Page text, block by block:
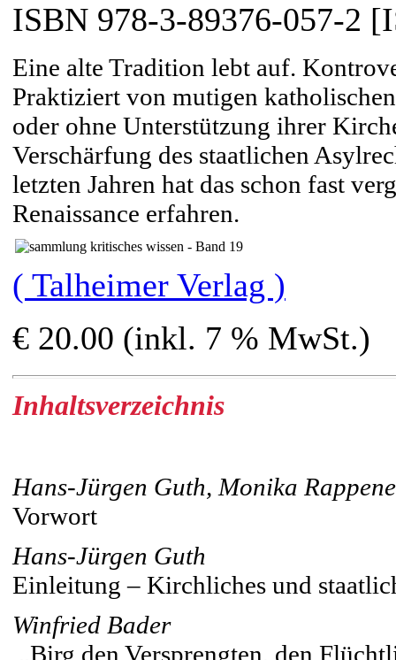
ISBN 978-3-89376-057-2
Eine alte Tradition lebt auf.
Praktiziert von mutigen
oder ohne Unterstützung ihrer
Verschärfung des staatlichen
letzten Jahren hat das schon fast
Renaissance erfahren.
( Talheimer Verlag )
€ 20.00 (inkl. 7 % MwSt.)
Inhaltsverzeichnis
Hans-Jürgen Guth, Monika
Vorwort
Hans-Jürgen Guth
Einleitung – Kirchliches und
Winfried Bader
„Birg den Versprengten, den